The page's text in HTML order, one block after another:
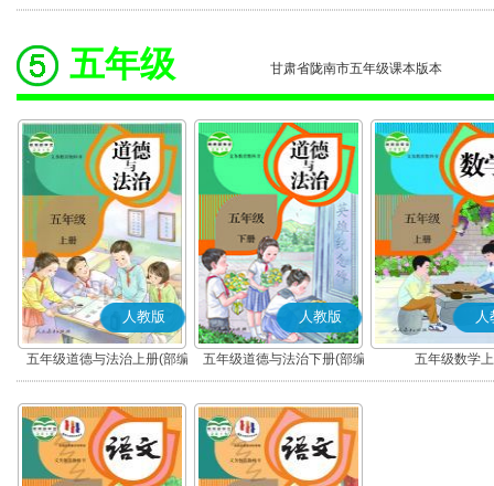
版)
版)
五年级 甘肃省陇南市五年级课本版本
人教版
五年级道德与法治上册(部编
版)
人教版
五年级道德与法治下册(部编
版)
人
五年级数学